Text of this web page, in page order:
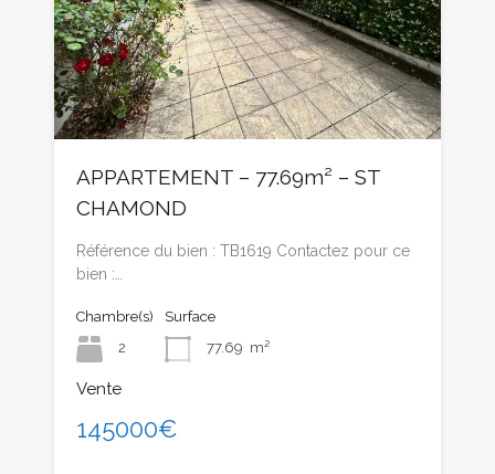
APPARTEMENT – 77.69m² – ST
CHAMOND
Référence du bien : TB1619 Contactez pour ce
bien :…
Chambre(s)
2
Surface
77.69 m²
Vente
145000€